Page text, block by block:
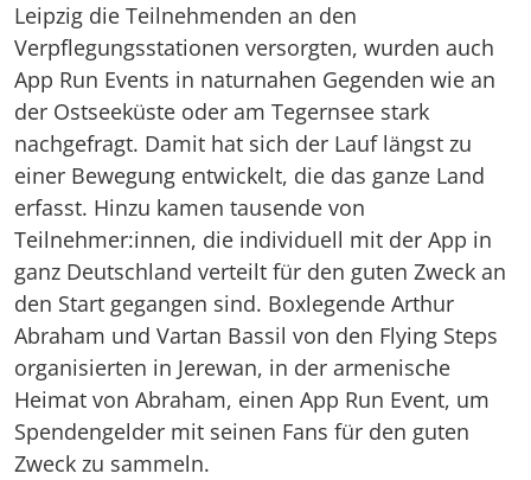
Leipzig die Teilnehmenden an den
Verpflegungsstationen versorgten, wurden auch
App Run Events in naturnahen Gegenden wie an
der Ostseeküste oder am Tegernsee stark
nachgefragt. Damit hat sich der Lauf längst zu
einer Bewegung entwickelt, die das ganze Land
erfasst. Hinzu kamen tausende von
Teilnehmer:innen, die individuell mit der App in
ganz Deutschland verteilt für den guten Zweck an
den Start gegangen sind. Boxlegende Arthur
Abraham und Vartan Bassil von den Flying Steps
organisierten in Jerewan, in der armenische
Heimat von Abraham, einen App Run Event, um
Spendengelder mit seinen Fans für den guten
Zweck zu sammeln.